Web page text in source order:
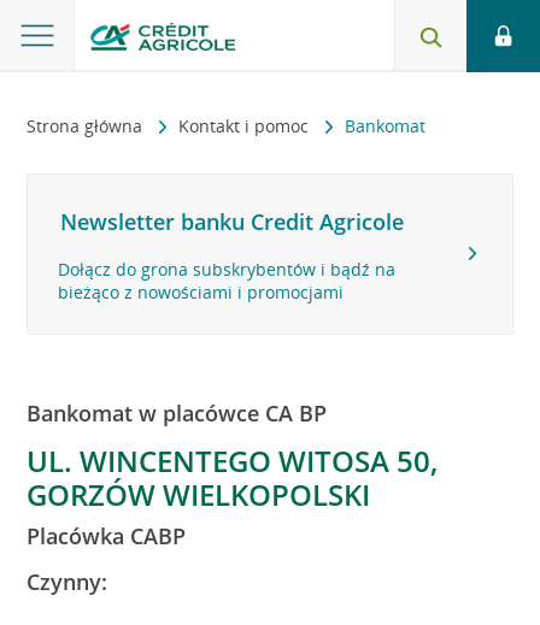
Strona główna Kontakt i pomoc Bankomat
Newsletter banku Credit Agricole
Dołącz do grona subskrybentów i bądź na
bieżąco z nowościami i promocjami
Bankomat w placówce CA BP
UL. WINCENTEGO WITOSA 50,
GORZÓW WIELKOPOLSKI
Placówka CABP
Czynny: